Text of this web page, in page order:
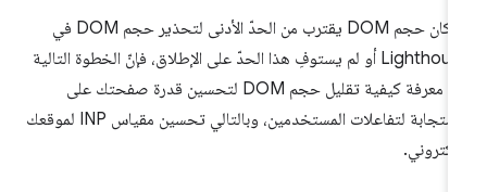
إذا كان حجم DOM يقترب من الحدّ الأدنى لتحذير حجم DOM في
Lighthouse أو لم يستوفِ هذا الحدّ على الإطلاق، فإنّ الخطوة التالية
هي معرفة كيفية تقليل حجم DOM لتحسين قدرة صفحتك على
الاستجابة لتفاعلات المستخدمين، وبالتالي تحسين مقياس INP لموقعك